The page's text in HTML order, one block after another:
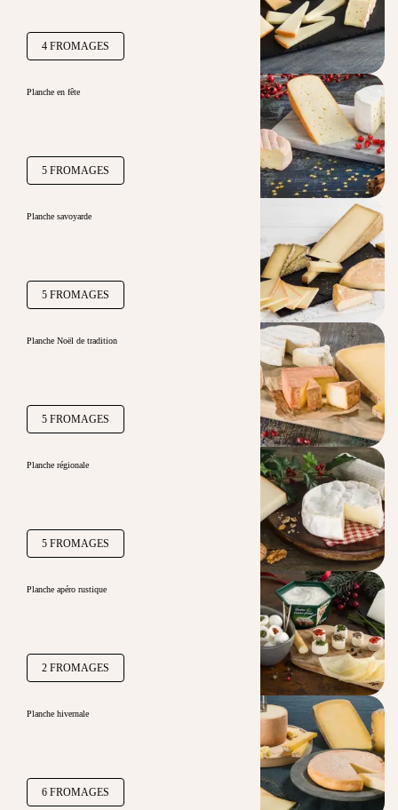
4 FROMAGES
Planche en fête
5 FROMAGES
Planche savoyarde
5 FROMAGES
Planche Noël de tradition
5 FROMAGES
Planche régionale
5 FROMAGES
Planche apéro rustique
2 FROMAGES
Planche hivernale
6 FROMAGES